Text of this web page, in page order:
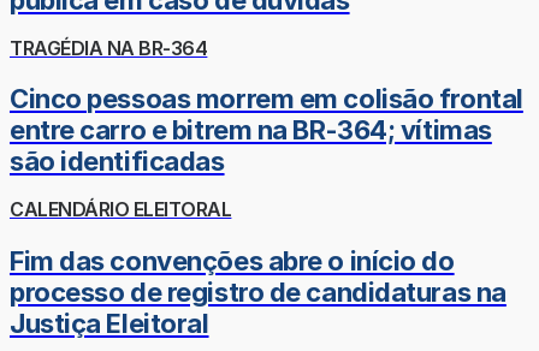
TRAGÉDIA NA BR-364
Cinco pessoas morrem em colisão frontal
entre carro e bitrem na BR-364; vítimas
são identificadas
CALENDÁRIO ELEITORAL
Fim das convenções abre o início do
processo de registro de candidaturas na
Justiça Eleitoral